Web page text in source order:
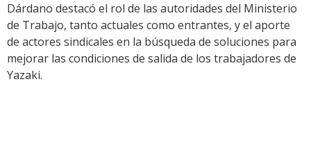
Dárdano destacó el rol de las autoridades del Ministerio
de Trabajo, tanto actuales como entrantes, y el aporte
de actores sindicales en la búsqueda de soluciones para
mejorar las condiciones de salida de los trabajadores de
Yazaki.